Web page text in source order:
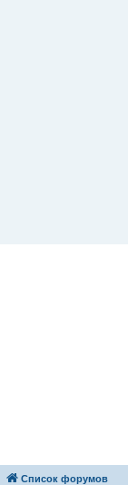
Список форумов